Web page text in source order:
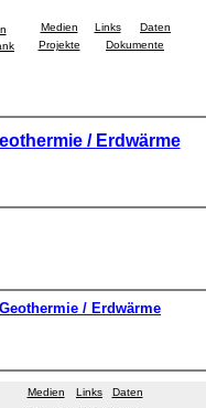
Medien Links
Daten
Projekte
Dokumente
/ Erdwärme
Geothermie / Erdwärme
Medien Links
Daten